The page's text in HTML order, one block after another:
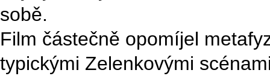
sobě.
Film částečně opomíjel
typickými Zelenkovými